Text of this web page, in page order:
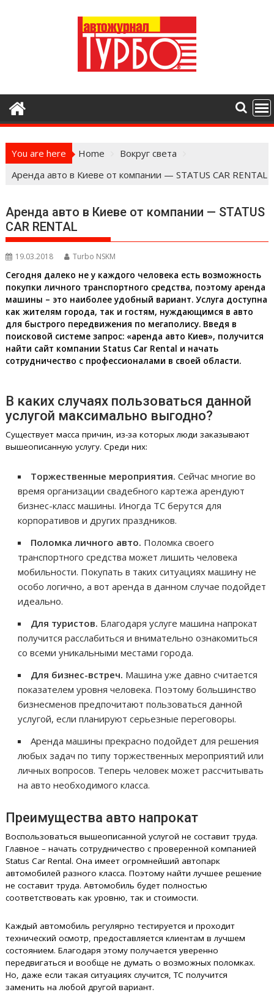
You are here Home
Вокруг света
Аренда авто в Киеве от компании — STATUS CAR RENTAL
Аренда авто в Киеве от компании — STATUS
CAR RENTAL
19.03.2018 Turbo NSKM
Сегодня далеко не у каждого человека есть возможность
покупки личного транспортного средства, поэтому аренда
машины – это наиболее удобный вариант. Услуга доступна
как жителям города, так и гостям, нуждающимся в авто
для быстрого передвижения по мегаполису. Введя в
поисковой системе запрос: «аренда авто Киев», получится
найти сайт компании Status Car Rental и начать
сотрудничество с профессионалами в своей области.
В каких случаях пользоваться данной
услугой максимально выгодно?
Существует масса причин, из-за которых люди заказывают
вышеописанную услугу. Среди них:
Торжественные мероприятия. Сейчас многие во
время организации свадебного картежа арендуют
бизнес-класс машины. Иногда ТС берутся для
корпоративов и других праздников.
Поломка личного авто. Поломка своего
транспортного средства может лишить человека
мобильности. Покупать в таких ситуациях машину не
особо логично, а вот аренда в данном случае подойдет
идеально.
Для туристов. Благодаря услуге машина напрокат
получится расслабиться и внимательно ознакомиться
со всеми уникальными местами города.
Для бизнес-встреч. Машина уже давно считается
показателем уровня человека. Поэтому большинство
бизнесменов предпочитают пользоваться данной
услугой, если планируют серьезные переговоры.
Аренда машины прекрасно подойдет для решения
любых задач по типу торжественных мероприятий или
личных вопросов. Теперь человек может рассчитывать
на авто необходимого класса.
Преимущества авто напрокат
Воспользоваться вышеописанной услугой не составит труда.
Главное – начать сотрудничество с проверенной компанией
Status Car Rental. Она имеет огромнейший автопарк
автомобилей разного класса. Поэтому найти лучшее решение
не составит труда. Автомобиль будет полностью
соответствовать как уровню, так и стоимости.
Каждый автомобиль регулярно тестируется и проходит
технический осмотр, предоставляется клиентам в лучшем
состоянием. Благодаря этому получается уверенно
передвигаться и вообще не думать о возможных поломках.
Но, даже если такая ситуациях случится, ТС получится
заменить на любой другой вариант.